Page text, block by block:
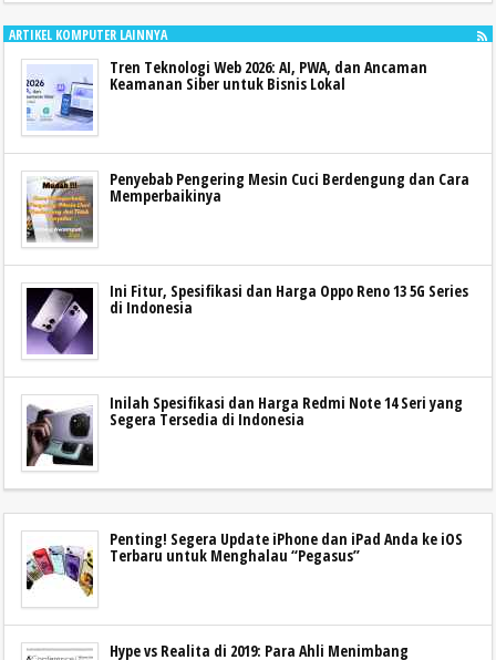
ARTIKEL KOMPUTER LAINNYA
Tren Teknologi Web 2026: AI, PWA, dan Ancaman
Keamanan Siber untuk Bisnis Lokal
Penyebab Pengering Mesin Cuci Berdengung dan Cara
Memperbaikinya
Ini Fitur, Spesifikasi dan Harga Oppo Reno 13 5G Series
di Indonesia
Inilah Spesifikasi dan Harga Redmi Note 14 Seri yang
Segera Tersedia di Indonesia
Penting! Segera Update iPhone dan iPad Anda ke iOS
Terbaru untuk Menghalau “Pegasus”
Hype vs Realita di 2019: Para Ahli Menimbang